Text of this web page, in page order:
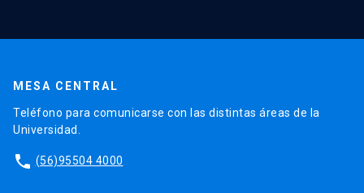
MESA CENTRAL
Teléfono para comunicarse con las distintas áreas de la
Universidad.
phone (56)95504 4000